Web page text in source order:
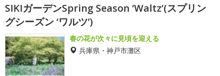
SIKIガーデンSpring Season ‘Waltz’(スプリン
グシーズン ‘ワルツ’)
春の花が次々に見頃を迎える
兵庫県・神戸市灘区